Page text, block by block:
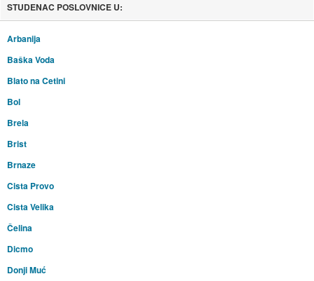
STUDENAC POSLOVNICE U:
Arbanija
Baška Voda
Blato na Cetini
Bol
Brela
Brist
Brnaze
Cista Provo
Cista Velika
Čelina
Dicmo
Donji Muć